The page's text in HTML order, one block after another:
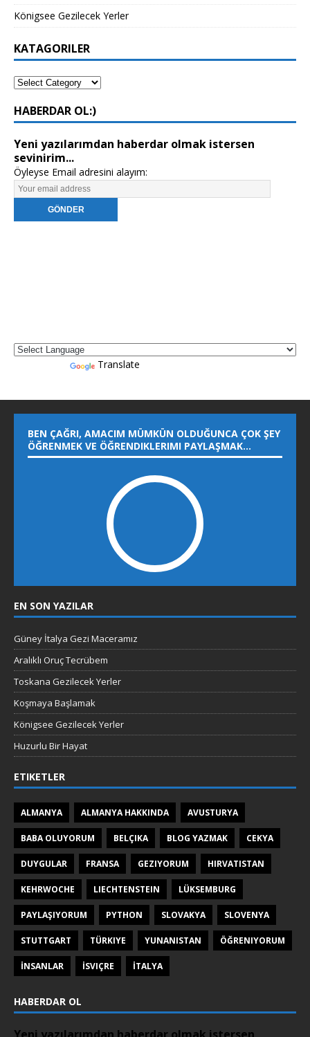
Königsee Gezilecek Yerler
KATAGORILER
HABERDAR OL:)
Yeni yazılarımdan haberdar olmak istersen
sevinirim...
Öyleyse Email adresini alayım:
Translate
BEN ÇAĞRI, AMACIM MÜMKÜN OLDUĞUNCA ÇOK ŞEY
ÖĞRENMEK VE ÖĞRENDIKLERIMI PAYLAŞMAK…
EN SON YAZILAR
Güney İtalya Gezi Maceramız
Aralıklı Oruç Tecrübem
Toskana Gezilecek Yerler
Koşmaya Başlamak
Königsee Gezilecek Yerler
Huzurlu Bir Hayat
ETIKETLER
ALMANYA ALMANYA HAKKINDA AVUSTURYA
BABA OLUYORUM BELÇIKA BLOG YAZMAK CEKYA
DUYGULAR FRANSA GEZIYORUM HIRVATISTAN
KEHRWOCHE LIECHTENSTEIN LÜKSEMBURG
PAYLAŞIYORUM PYTHON SLOVAKYA SLOVENYA
STUTTGART TÜRKIYE YUNANISTAN ÖĞRENIYORUM
İNSANLAR İSVIÇRE İTALYA
HABERDAR OL